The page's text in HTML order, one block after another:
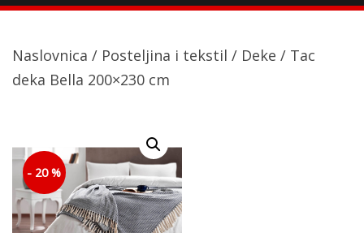
Naslovnica / Posteljina i tekstil / Deke / Tac
deka Bella 200×230 cm
- 20 %